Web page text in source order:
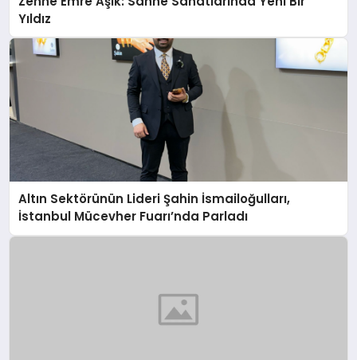
Yıldız
Altın Sektörünün Lideri Şahin İsmailoğulları,
İstanbul Mücevher Fuarı’nda Parladı ￼